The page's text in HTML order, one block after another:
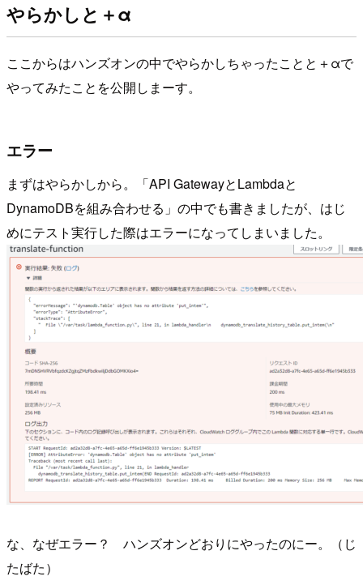
やらかしと＋α
ここからはハンズオンの中でやらかしちゃったことと＋αで
やってみたことを公開しまーす。
エラー
まずはやらかしから。「API GatewayとLambdaと
DynamoDBを組み合わせる」の中でも書きましたが、はじ
めにテスト実行した際はエラーになってしまいました。
な、なぜエラー？ ハンズオンどおりにやったのにー。（じ
たばた）